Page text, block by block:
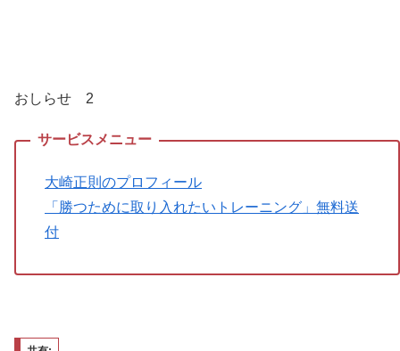
おしらせ 2
大崎正則のプロフィール
「勝つために取り入れたいトレーニング」無料送
付